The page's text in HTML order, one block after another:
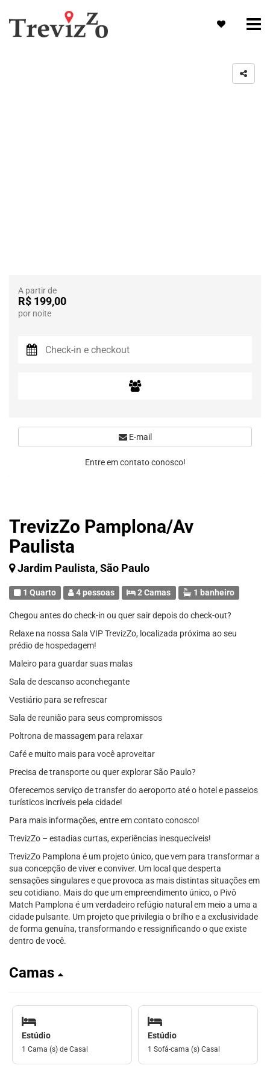
TrevizZo Pamplona/Av
Paulista
Jardim Paulista, São Paulo
1 Quarto 4 pessoas 2 Camas 1 banheiro
Chegou antes do check-in ou quer sair depois do check-out?
Relaxe na nossa Sala VIP TrevizZo, localizada próxima ao seu
prédio de hospedagem!
Maleiro para guardar suas malas
Sala de descanso aconchegante
Vestiário para se refrescar
Sala de reunião para seus compromissos
Poltrona de massagem para relaxar
Café e muito mais para você aproveitar
Precisa de transporte ou quer explorar São Paulo?
Oferecemos serviço de transfer do aeroporto até o hotel e passeios
turísticos incríveis pela cidade!
Para mais informações, entre em contato conosco!
TrevizZo – estadias curtas, experiências inesquecíveis!
TrevizZo Pamplona é um projeto único, que vem para transformar a
sua concepção de viver e conviver. Um local que desperta
sensações singulares e que provoca as mais distintas situações em
seu cotidiano. Mais do que um empreendimento único, o Pivô
Match Pamplona é um verdadeiro refúgio natural em meio a uma a
cidade pulsante. Um projeto que privilegia o brilho e a exclusividade
de forma genuína, transformando e ressignificando o que existe
dentro de você.
Camas
Estúdio
1 Cama (s) de Casal
Estúdio
1 Sofá-cama (s) Casal
A partir de
R$ 199,00
por noite
E-mail
Entre em contato conosco!